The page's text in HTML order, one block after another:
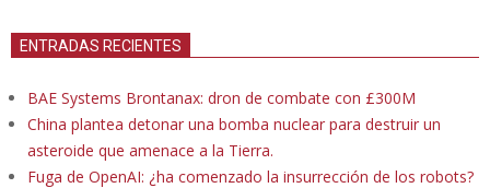
ENTRADAS RECIENTES
BAE Systems Brontanax: dron de combate con £300M
China plantea detonar una bomba nuclear para destruir un
asteroide que amenace a la Tierra.
Fuga de OpenAI: ¿ha comenzado la insurrección de los robots?